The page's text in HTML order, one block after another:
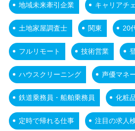
地域未来牽引企業 キャリアチ
土地家屋調査士 関東 20
フルリモート 技術営業
ハウスクリーニング 声優マネ
鉄道乗務員・船舶乗務員 化粧
定時で帰れる仕事 注目の求人